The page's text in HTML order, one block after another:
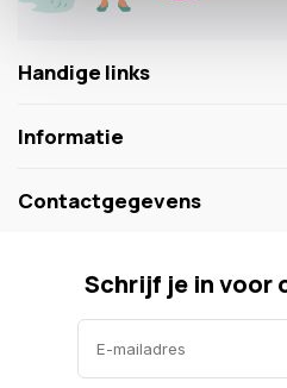
Handige links
Informatie
Contactgegevens
Schrijf je in voor